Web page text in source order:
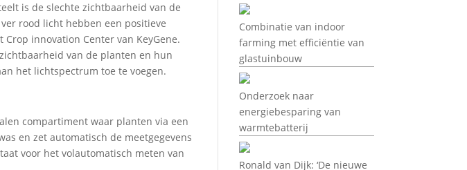
is de slechte zichtbaarheid van de
rood licht hebben een positieve
innovation Center van KeyGene.
van de planten en hun
het lichtspectrum toe te voegen.
compartiment waar planten via een
en zet automatisch de meetgegevens
voor het volautomatisch meten van
Combinatie van indoor
farming met efficiëntie van
glastuinbouw
Onderzoek naar
energiebesparing van
warmtebatterij
Ronald van Dijk: ‘De nieuwe